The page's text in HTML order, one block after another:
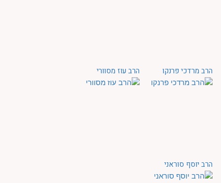
הרב מרדכי פרנקו הרב עוז מסוורי
הרב יוסף סוראני